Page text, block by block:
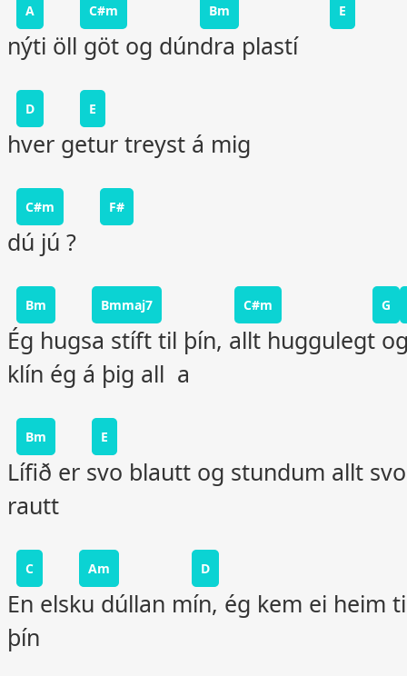
A C#m Bm E
nýti öll göt og dúndra plastí
D E
hver getur treyst á mig
C#m F#
dú jú ?
Bm Bmmaj7 C#m G
Ég hugsa stíft til þín, allt huggulegt
klín ég á þig all a
Bm E
Lífið er svo blautt og stundum allt svo
rautt
C Am D
En elsku dúllan mín, ég kem ei heim
þín